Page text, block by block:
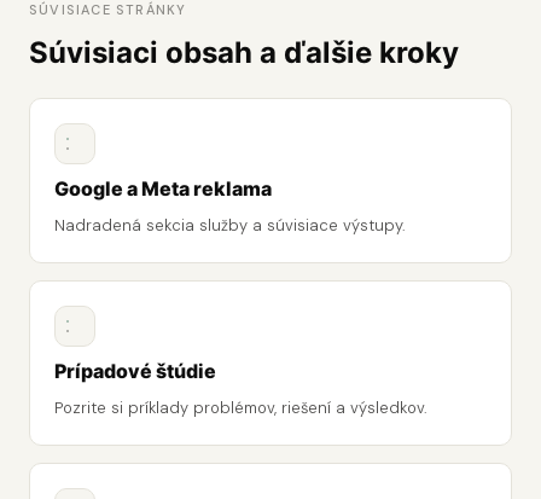
SÚVISIACE STRÁNKY
Súvisiaci obsah a ďalšie kroky
Google a Meta reklama
Nadradená sekcia služby a súvisiace výstupy.
Prípadové štúdie
Pozrite si príklady problémov, riešení a výsledkov.